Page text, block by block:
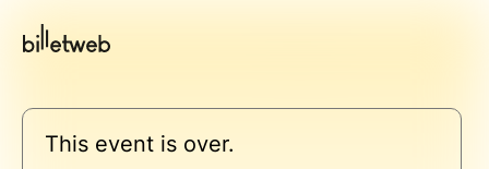
This event is over.